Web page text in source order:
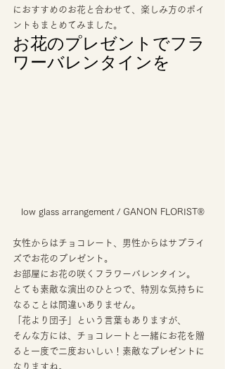
におすすめのお花と合わせて、楽しみ方のポイ
ントもまとめてみました。
お花のプレゼントでフラ
ワーバレンタインを
low glass arrangement / GANON FLORIST®
女性からはチョコレート、男性からはサプライ
ズでお花のプレゼント。
お部屋にお花の咲くフラワーバレンタイン。
とても素敵な演出のひとつで、特別な気持ちに
なることは間違いありません。
「花より団子」という言葉もありますが、
そんな方には、チョコレートと一緒にお花を贈
ると一度で二度おいしい！素敵なプレゼントに
なりますね。